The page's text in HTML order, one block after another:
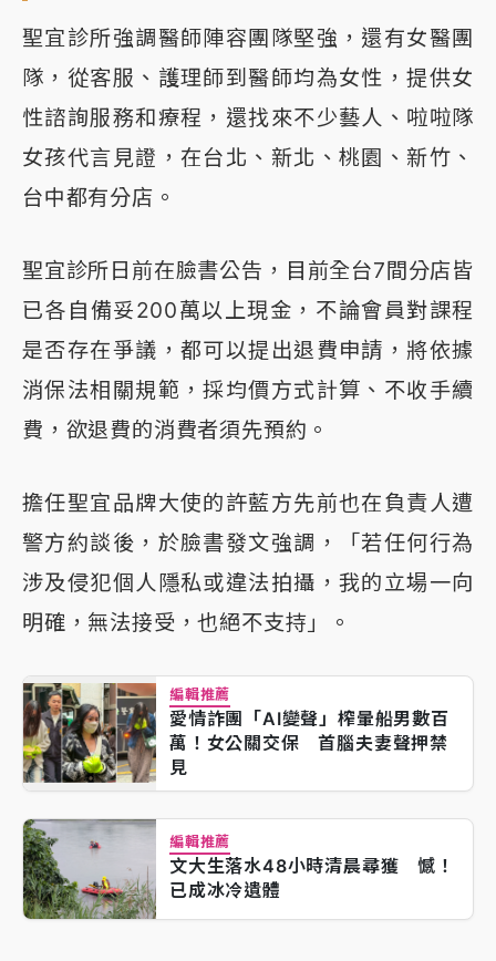
聖宜診所強調醫師陣容團隊堅強，還有女醫團
隊，從客服、護理師到醫師均為女性，提供女
性諮詢服務和療程，還找來不少藝人、啦啦隊
女孩代言見證，在台北、新北、桃園、新竹、
台中都有分店。
聖宜診所日前在臉書公告，目前全台7間分店皆
已各自備妥200萬以上現金，不論會員對課程
是否存在爭議，都可以提出退費申請，將依據
消保法相關規範，採均價方式計算、不收手續
費，欲退費的消費者須先預約。
擔任聖宜品牌大使的許藍方先前也在負責人遭
警方約談後，於臉書發文強調，「若任何行為
涉及侵犯個人隱私或違法拍攝，我的立場一向
明確，無法接受，也絕不支持」。
編輯推薦
愛情詐團「AI變聲」榨暈船男數百
萬！女公關交保 首腦夫妻聲押禁
見
編輯推薦
文大生落水48小時清晨尋獲 憾！
已成冰冷遺體